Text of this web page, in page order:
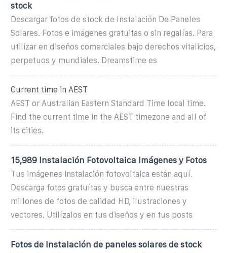
stock
Descargar fotos de stock de Instalación De Paneles
Solares. Fotos e imágenes gratuitas o sin regalías. Para
utilizar en diseños comerciales bajo derechos vitalicios,
perpetuos y mundiales. Dreamstime es
Current time in AEST
AEST or Australian Eastern Standard Time local time.
Find the current time in the AEST timezone and all of
its cities.
15,989 Instalación Fotovoltaica Imágenes y Fotos
Tus imágenes instalación fotovoltaica están aquí.
Descarga fotos gratuítas y busca entre nuestras
millones de fotos de calidad HD, ilustraciones y
vectores. Utilízalos en tus diseños y en tus posts
Fotos de Instalación de paneles solares de stock